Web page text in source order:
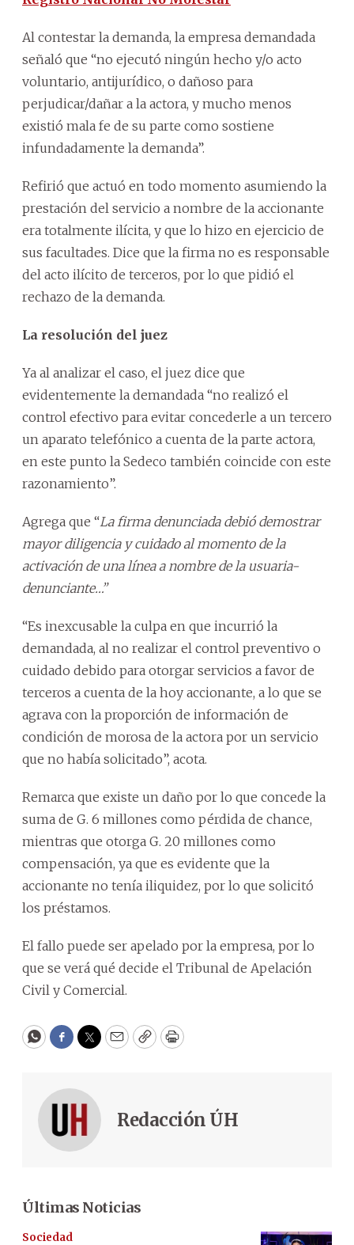
Al contestar la demanda, la empresa demandada
señaló que “no ejecutó ningún hecho y/o acto
voluntario, antijurídico, o dañoso para
perjudicar/dañar a la actora, y mucho menos
existió mala fe de su parte como sostiene
infundadamente la demanda”.
Refirió que actuó en todo momento asumiendo la
prestación del servicio a nombre de la accionante
era totalmente ilícita, y que lo hizo en ejercicio de
sus facultades. Dice que la firma no es responsable
del acto ilícito de terceros, por lo que pidió el
rechazo de la demanda.
La resolución del juez
Ya al analizar el caso, el juez dice que
evidentemente la demandada “no realizó el
control efectivo para evitar concederle a un tercero
un aparato telefónico a cuenta de la parte actora,
en este punto la Sedeco también coincide con este
razonamiento”.
Agrega que “La firma denunciada debió demostrar
mayor diligencia y cuidado al momento de la
activación de una línea a nombre de la usuaria-
denunciante…”
“Es inexcusable la culpa en que incurrió la
demandada, al no realizar el control preventivo o
cuidado debido para otorgar servicios a favor de
terceros a cuenta de la hoy accionante, a lo que se
agrava con la proporción de información de
condición de morosa de la actora por un servicio
que no había solicitado”, acota.
Remarca que existe un daño por lo que concede la
suma de G. 6 millones como pérdida de chance,
mientras que otorga G. 20 millones como
compensación, ya que es evidente que la
accionante no tenía iliquidez, por lo que solicitó
los préstamos.
El fallo puede ser apelado por la empresa, por lo
que se verá qué decide el Tribunal de Apelación
Civil y Comercial.
WhatsApp
Facebook
Twitter
EmailCopyPrint
Redacción ÚH
Últimas Noticias
Sociedad